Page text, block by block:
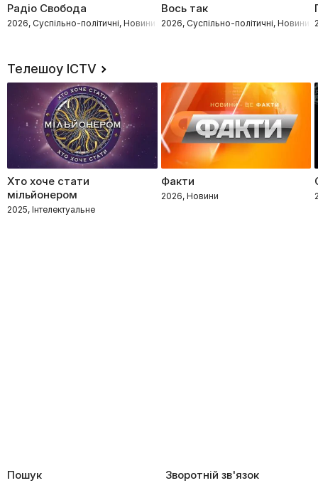
Радіо Свобода
2026, Суспільно-політичні, Новини
Вось так
2026, Суспільно-політичні, Новини
Телешоу ICTV
Хто хоче стати
мільйонером
2025, Інтелектуальне
Факти
2026, Новини
Пошук
Зворотній зв'язок